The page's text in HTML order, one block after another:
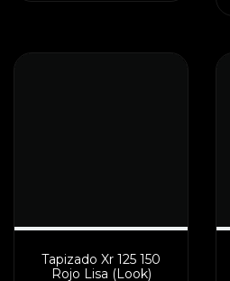
Tapizado Xr 125 150
Rojo Lisa (Look)